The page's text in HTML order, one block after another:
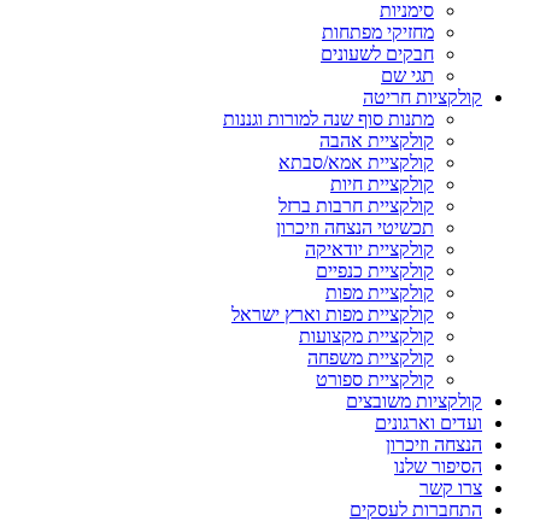
סימניות
מחזיקי מפתחות
חבקים לשעונים
תגי שם
קולקציות חריטה
מתנות סוף שנה למורות וגננות
קולקציית אהבה
קולקציית אמא/סבתא
קולקציית חיות
קולקציית חרבות ברזל
תכשיטי הנצחה וזיכרון
קולקציית יודאיקה
קולקציית כנפיים
קולקציית מפות
קולקציית מפות וארץ ישראל
קולקציית מקצועות
קולקציית משפחה
קולקציית ספורט
קולקציות משובצים
ועדים וארגונים
הנצחה וזיכרון
הסיפור שלנו
צרו קשר
התחברות לעסקים